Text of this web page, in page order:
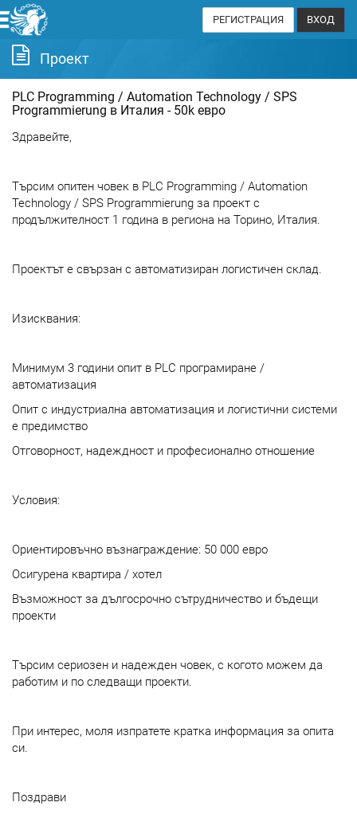
РЕГИСТРАЦИЯ ВХОД
Проект
PLC Programming / Automation Technology / SPS
Programmierung в Италия - 50k евро
Здравейте,
Търсим опитен човек в PLC Programming / Automation
Technology / SPS Programmierung за проект с
продължителност 1 година в региона на Торино, Италия.
Проектът е свързан с автоматизиран логистичен склад.
Изисквания:
Минимум 3 години опит в PLC програмиране /
автоматизация
Опит с индустриална автоматизация и логистични системи
е предимство
Отговорност, надеждност и професионално отношение
Условия:
Ориентировъчно възнаграждение: 50 000 евро
Осигурена квартира / хотел
Възможност за дългосрочно сътрудничество и бъдещи
проекти
Търсим сериозен и надежден човек, с когото можем да
работим и по следващи проекти.
При интерес, моля изпратете кратка информация за опита
си.
Поздрави